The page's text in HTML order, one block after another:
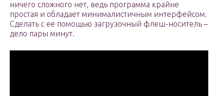
ничего сложного нет, ведь программа крайне
простая и обладает минималистичным интерфейсом.
Сделать с ее помощью загрузочный флеш-носитель –
дело пары минут.